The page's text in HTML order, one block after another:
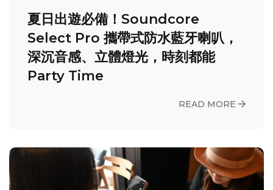
夏日出遊必備！Soundcore
Select Pro 攜帶式防水藍牙喇叭，
深沉音感、立體燈光，時刻都能
Party Time
READ MORE